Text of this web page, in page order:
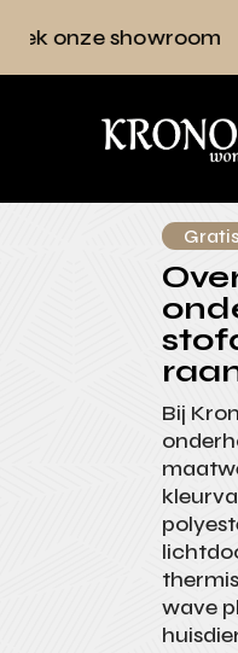
5 dagen
Bij
wave